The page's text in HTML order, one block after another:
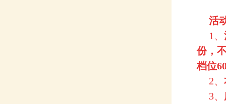
活
1、
份，
档位
2、
3、